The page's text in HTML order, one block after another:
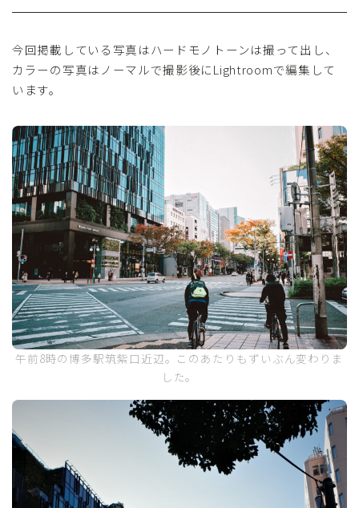
今回掲載している写真はハードモノトーンは撮って出し、
カラーの写真はノーマルで撮影後にLightroomで編集して
います。
午前8時の博多駅筑紫口近辺。このあたりもずいぶん変わりま
した。